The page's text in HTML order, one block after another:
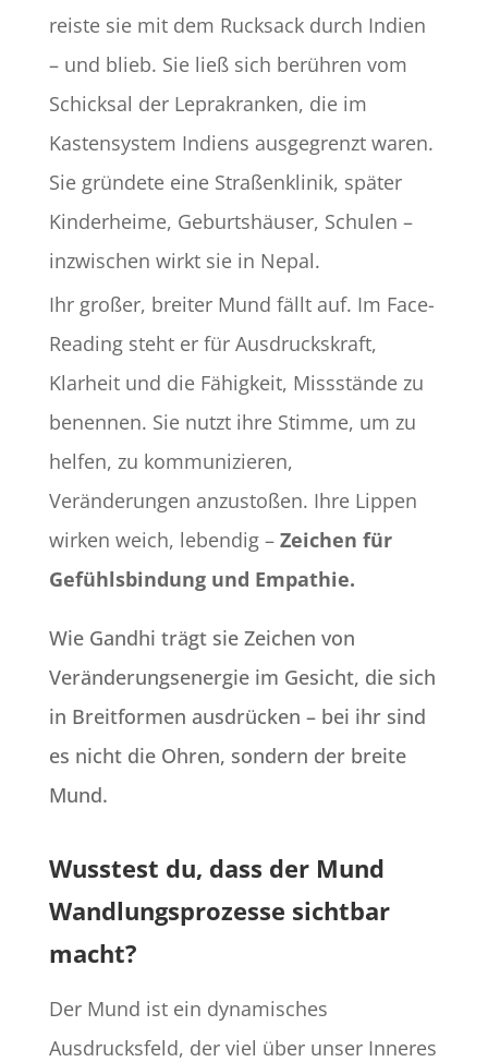
reiste sie mit dem Rucksack durch Indien
– und blieb. Sie ließ sich berühren vom
Schicksal der Leprakranken, die im
Kastensystem Indiens ausgegrenzt waren.
Sie gründete eine Straßenklinik, später
Kinderheime, Geburtshäuser, Schulen –
inzwischen wirkt sie in Nepal.
Ihr großer, breiter Mund fällt auf. Im Face-
Reading steht er für Ausdruckskraft,
Klarheit und die Fähigkeit, Missstände zu
benennen. Sie nutzt ihre Stimme, um zu
helfen, zu kommunizieren,
Veränderungen anzustoßen. Ihre Lippen
wirken weich, lebendig – Zeichen für
Gefühlsbindung und Empathie.
Wie Gandhi trägt sie Zeichen von
Veränderungsenergie im Gesicht, die sich
in Breitformen ausdrücken – bei ihr sind
es nicht die Ohren, sondern der breite
Mund.
Wusstest du, dass der Mund
Wandlungsprozesse sichtbar
macht?
Der Mund ist ein dynamisches
Ausdrucksfeld, der viel über unser Inneres